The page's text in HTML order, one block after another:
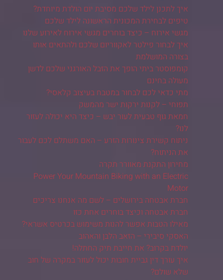
איך לתכנן לילד שלכם מסיבת יום הולדת מיוחדת?
טיפים לבחירת המכונית הראשונה לילד שלכם
מגשי אירוח – כיצד בוחרים מגשי אירוח לאירוע שלנו
איך לבחור פילטר לאקווריום שלכם ולהתאים אותו
בצורה המושלמת
קומפוסטר ביתי הופך את הזבל האורגני שלכם לדשן
מעולה בחינם
מתי כדאי לכם לבחור במטבח בעיצוב קלאסי?
תפוחי – לקנות ירקות ישר מהמשק
חמאת גוף טבעית לעור יבש – כיצד היא יכולה לעזור
לנו?
ניתוח קשירת צינורות הזרע – האם משתלם לכם לעבור
את הניתוח?
מחירון התקנת מאוורר תקרה
Power Your Mountain Biking with an Electric
Motor
חברת אבטחה בירושלים – לשם מה אנחנו צריכים
חברת אבטחה וכיצד בוחרים אחת כזו
מאילו הטבות אפשר להנות משימוש בכרטיס אשראי?
האסקי סיבירי – הזאב הלבן והאהוב
יולדת בקרוב? את חייבת תיק החתלה!
איך עורך דין גביית חובות יכול לעזור במקרה של חוב
שלא שולם?